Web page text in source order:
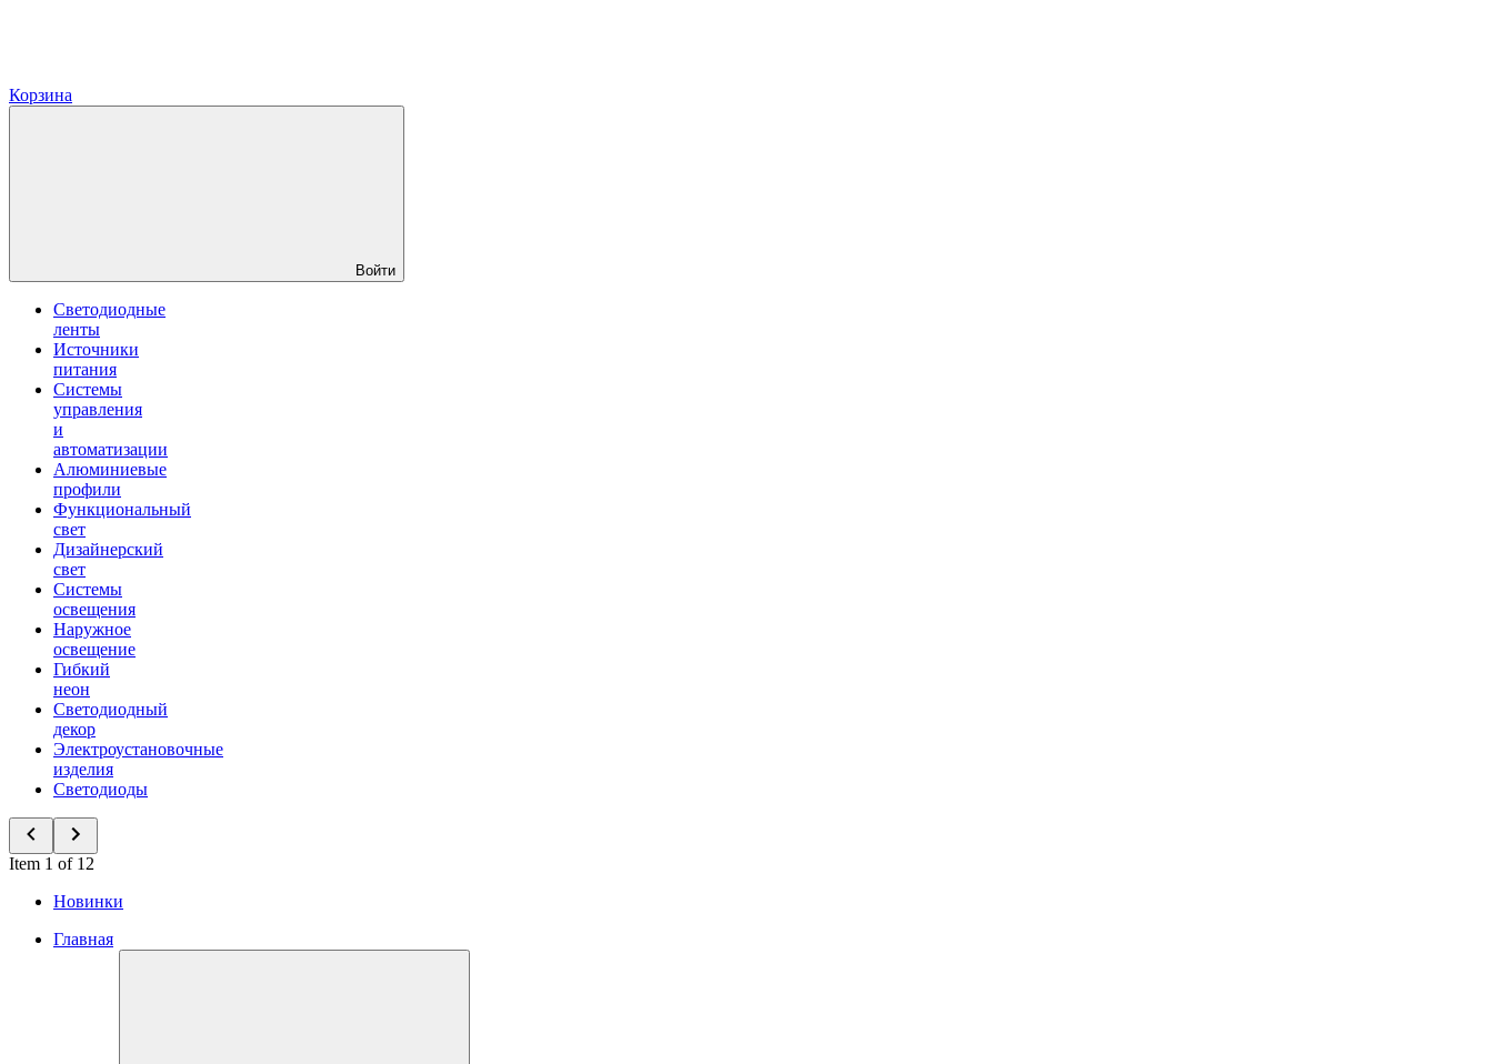
Корзина
Войти
Светодиодные
ленты
Источники
питания
Системы
управления
и
автоматизации
Алюминиевые
профили
Функциональный
свет
Дизайнерский
свет
Системы
освещения
Наружное
освещение
Гибкий
неон
Светодиодный
декор
Электроустановочные
изделия
Светодиоды
Item 1 of 12
Новинки
Главная